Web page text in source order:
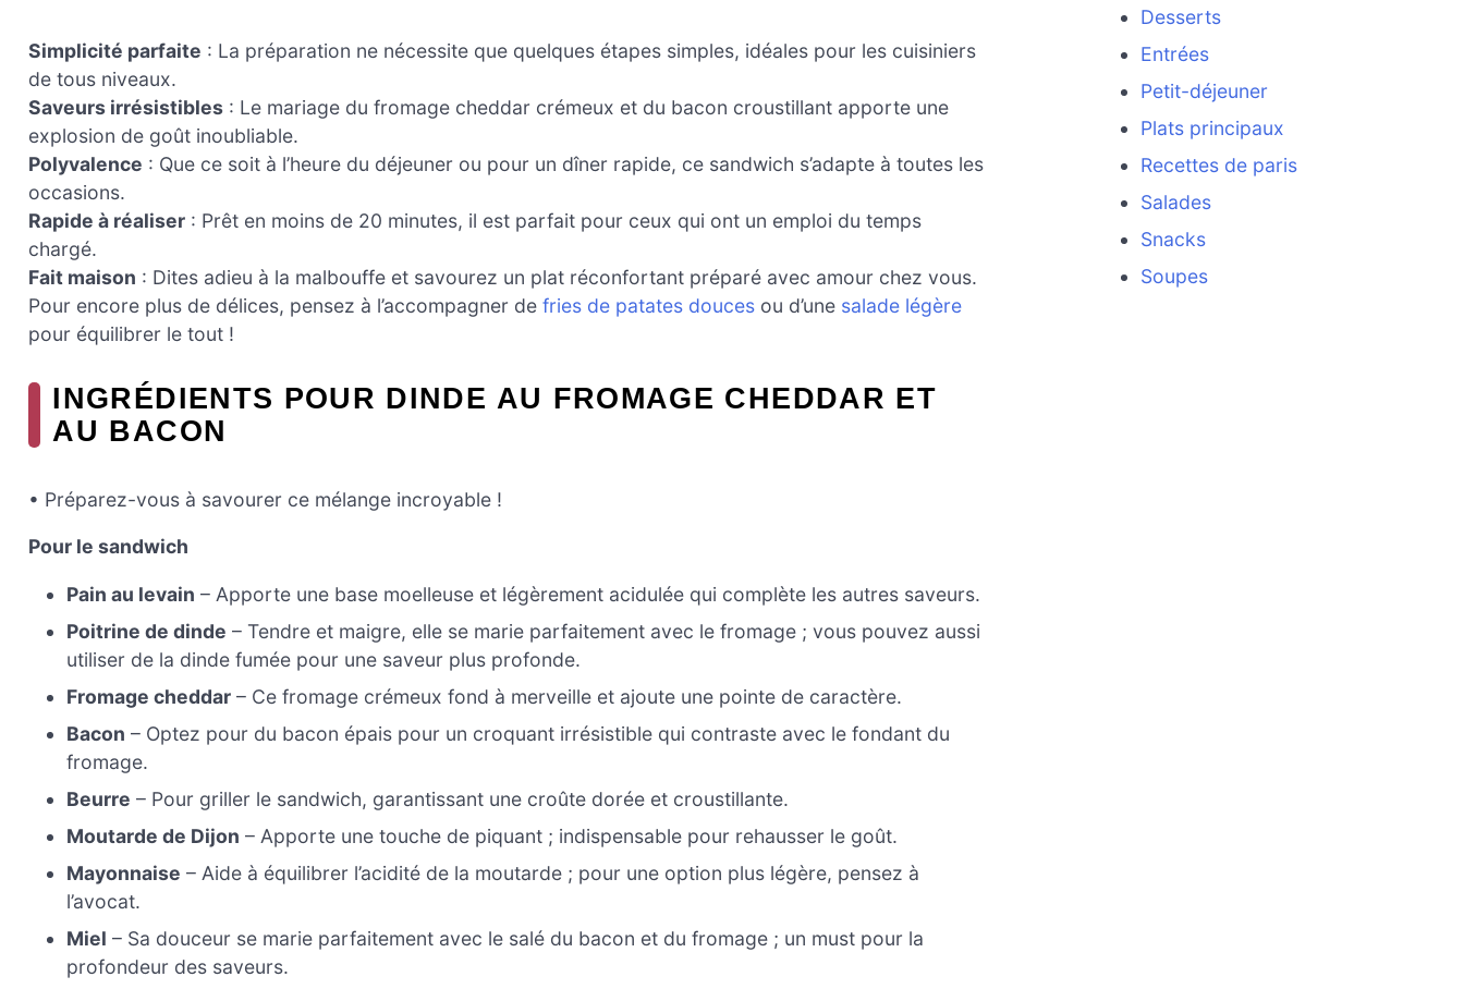
Simplicité parfaite : La préparation ne nécessite que quelques étapes simples, idéales pour les cuisiniers
de tous niveaux.
Saveurs irrésistibles : Le mariage du fromage cheddar crémeux et du bacon croustillant apporte une
explosion de goût inoubliable.
Polyvalence : Que ce soit à l’heure du déjeuner ou pour un dîner rapide, ce sandwich s’adapte à toutes les
occasions.
Rapide à réaliser : Prêt en moins de 20 minutes, il est parfait pour ceux qui ont un emploi du temps
chargé.
Fait maison : Dites adieu à la malbouffe et savourez un plat réconfortant préparé avec amour chez vous.
Pour encore plus de délices, pensez à l’accompagner de fries de patates douces ou d’une salade légère
pour équilibrer le tout !
INGRÉDIENTS POUR DINDE AU FROMAGE CHEDDAR ET
AU BACON
• Préparez-vous à savourer ce mélange incroyable !
Pour le sandwich
Pain au levain – Apporte une base moelleuse et légèrement acidulée qui complète les autres saveurs.
Poitrine de dinde – Tendre et maigre, elle se marie parfaitement avec le fromage ; vous pouvez aussi
utiliser de la dinde fumée pour une saveur plus profonde.
Fromage cheddar – Ce fromage crémeux fond à merveille et ajoute une pointe de caractère.
Bacon – Optez pour du bacon épais pour un croquant irrésistible qui contraste avec le fondant du
fromage.
Beurre – Pour griller le sandwich, garantissant une croûte dorée et croustillante.
Moutarde de Dijon – Apporte une touche de piquant ; indispensable pour rehausser le goût.
Mayonnaise – Aide à équilibrer l’acidité de la moutarde ; pour une option plus légère, pensez à
l’avocat.
Miel – Sa douceur se marie parfaitement avec le salé du bacon et du fromage ; un must pour la
profondeur des saveurs.
Desserts
Entrées
Petit-déjeuner
Plats principaux
Recettes de paris
Salades
Snacks
Soupes